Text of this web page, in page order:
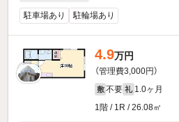
駐車場あり 駐輪場あり
4.9万円
（管理費3,000円）
敷 不要 礼 1.0ヶ月
1階 / 1R / 26.08㎡